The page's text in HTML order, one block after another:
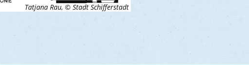
Tatjana Rau, © Stadt Schifferstadt